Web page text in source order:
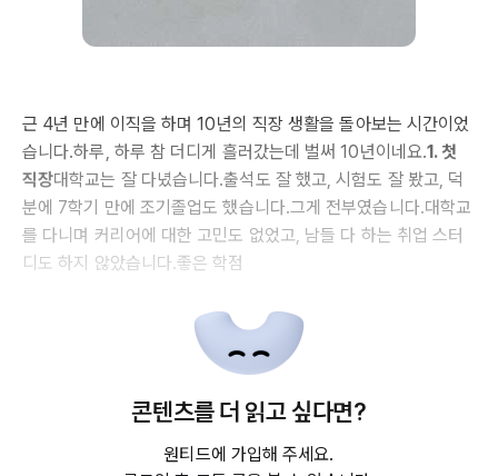
근 4년 만에 이직을 하며 10년의 직장 생활을 돌아보는 시간이었
습니다.하루, 하루 참 더디게 흘러갔는데 벌써 10년이네요.1. 첫
직장대학교는 잘 다녔습니다.출석도 잘 했고, 시험도 잘 봤고, 덕
분에 7학기 만에 조기졸업도 했습니다.그게 전부였습니다.대학교
를 다니며 커리어에 대한 고민도 없었고, 남들 다 하는 취업 스터
디도 하지 않았습니다.좋은 학점
콘텐츠를 더 읽고 싶다면?
원티드에 가입해 주세요.